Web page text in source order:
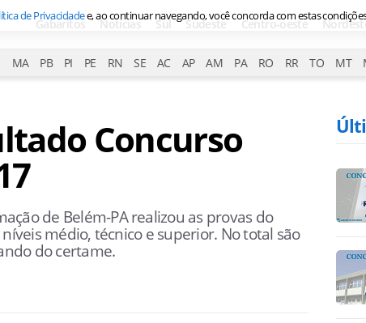
Gabaritos Notícias Sul Sudeste Centro-oeste
MA PB PI PE RN SE AC AP AM PA RO RR TO MT
Concurso
de Belém-PA realizou as provas do
médio, técnico e superior. No total são
do certame.
de Privacidadee, ao continuar navegando, você concorda com estas